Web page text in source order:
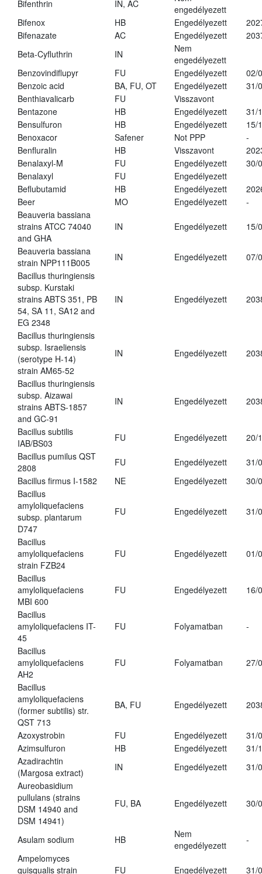
Bifenthrin
IN, AC
engedélyezett
Bifenox
HB Engedélyezett
Bifenazate
AC Engedélyezett
Beta-Cyfluthrin
IN
Nem
engedélyezett
Benzovindiflupyr
FU Engedélyezett
02/
Benzoic acid
BA, FU, OT Engedélyezett
31/
Benthiavalicarb
FU
Visszavont
Bentazone
HB Engedélyezett
31/
Bensulfuron
HB Engedélyezett
15/
Benoxacor
Safener Not PPP
-
Benfluralin
HB Visszavont
Benalaxyl-M
FU Engedélyezett
30/
Benalaxyl
FU
Engedélyezett
Beflubutamid
HB Engedélyezett
Beer
MO Engedélyezett
-
Beauveria bassiana
strains ATCC 74040
and GHA
IN Engedélyezett 15/
Beauveria bassiana
strain NPP111B005
IN Engedélyezett
07/
Bacillus thuringiensis
subsp. Kurstaki
strains ABTS 351, PB
54, SA 11, SA12 and
EG 2348
IN Engedélyezett
Bacillus thuringiensis
subsp. Israeliensis
(serotype H-14)
strain AM65-52
IN Engedélyezett
Bacillus thuringiensis
subsp. Aizawai
strains ABTS-1857
and GC-91
IN Engedélyezett
Bacillus subtilis
IAB/BS03
FU Engedélyezett
20/
Bacillus pumilus QST
2808
FU Engedélyezett
31/
Bacillus firmus I-1582
NE Engedélyezett
30/
Bacillus
amyloliquefaciens
subsp. plantarum
D747
FU Engedélyezett 31/
Bacillus
amyloliquefaciens
strain FZB24
FU Engedélyezett 01/
Bacillus
amyloliquefaciens
MBI 600
FU Engedélyezett 16/
Bacillus
amyloliquefaciens IT-
45
FU Folyamatban -
Bacillus
amyloliquefaciens
AH2
FU Folyamatban 27/
Bacillus
amyloliquefaciens
(former subtilis) str.
QST 713
BA, FU Engedélyezett
Azoxystrobin FU Engedélyezett
31/
Azimsulfuron
HB Engedélyezett
31/
Azadirachtin
(Margosa extract)
IN Engedélyezett
31/
Aureobasidium
pullulans (strains
DSM 14940 and
DSM 14941)
FU, BA Engedélyezett 30/
Asulam sodium HB
Nem
engedélyezett
-
Ampelomyces
quisqualis strain
FU Engedélyezett 31/